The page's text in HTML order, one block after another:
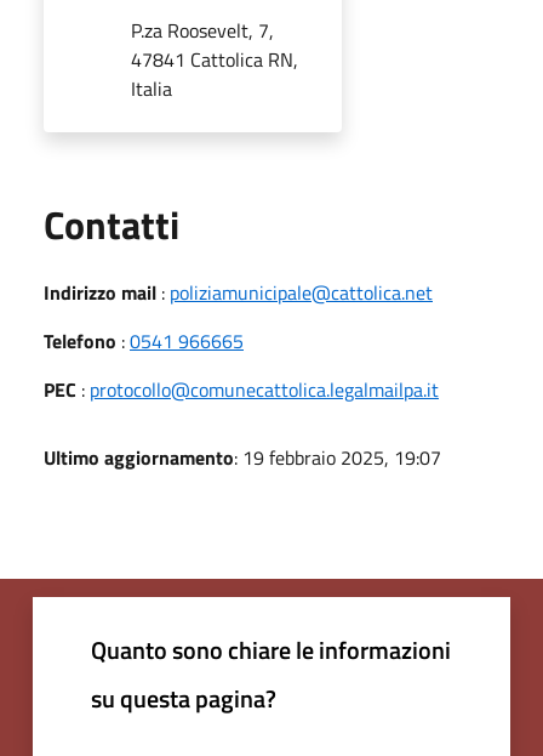
P.za Roosevelt, 7,
47841 Cattolica RN,
Italia
Contatti
Indirizzo mail : poliziamunicipale@cattolica.net
Telefono :0541 966665
PEC : protocollo@comunecattolica.legalmailpa.it
Ultimo aggiornamento: 19 febbraio 2025, 19:07
Quanto sono chiare le informazioni
su questa pagina?